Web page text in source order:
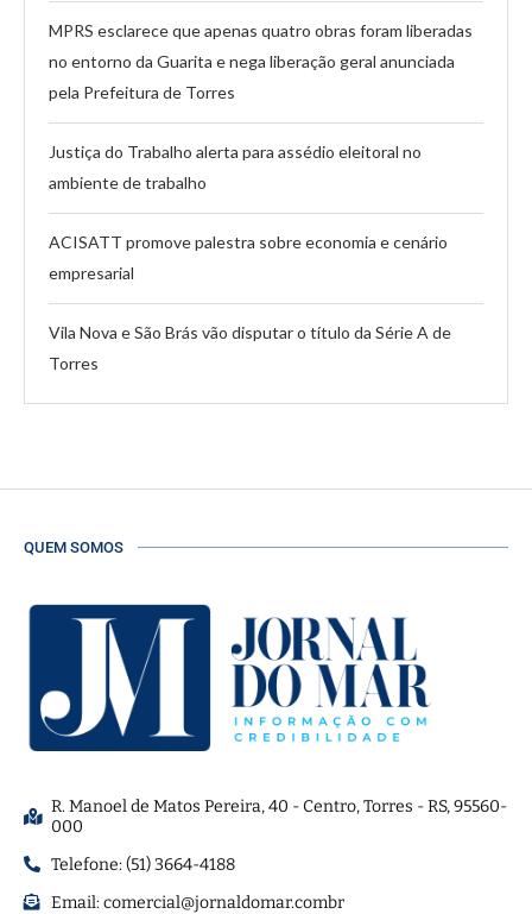
MPRS esclarece que apenas quatro obras foram liberadas
no entorno da Guarita e nega liberação geral anunciada
pela Prefeitura de Torres
Justiça do Trabalho alerta para assédio eleitoral no
ambiente de trabalho
ACISATT promove palestra sobre economia e cenário
empresarial
Vila Nova e São Brás vão disputar o título da Série A de
Torres
QUEM SOMOS
R. Manoel de Matos Pereira, 40 - Centro, Torres - RS, 95560-
000
Telefone: (51) 3664-4188
Email:comercial@jornaldomar.combr